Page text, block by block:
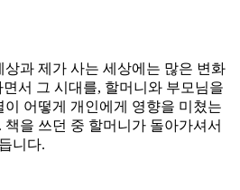
과 제가 사는 세상에는 많은 변화
서 그 시대를, 할머니와 부모님을
어떻게 개인에게 영향을 미쳤는
을 쓰던 중 할머니가 돌아가셔서
니다.